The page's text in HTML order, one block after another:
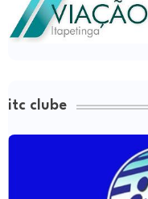
itc clube